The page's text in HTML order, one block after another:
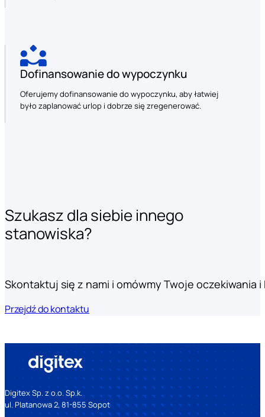
Dofinansowanie do wypoczynku
Oferujemy dofinansowanie do wypoczynku, aby łatwiej
było zaplanować urlop i dobrze się zregenerować.
Szukasz dla siebie innego
stanowiska?
Skontaktuj się z nami i omówmy Twoje oczekiwania
Przejdź do kontaktu
Digitex Sp. z o.o. Sp.k.
ul. Platanowa 2, 81-855 Sopot